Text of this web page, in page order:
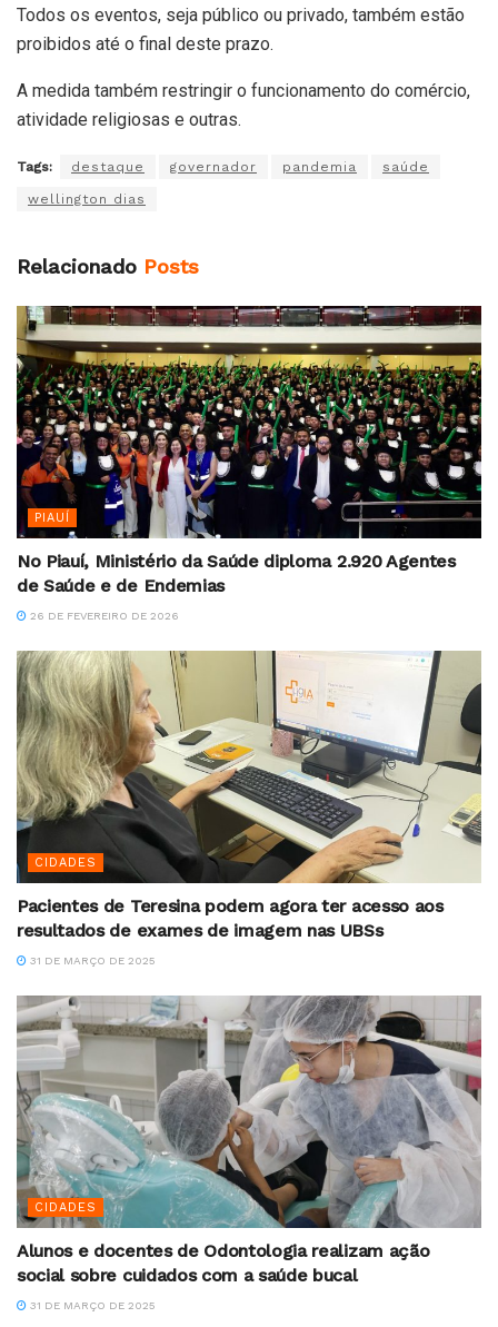
Todos os eventos, seja público ou privado, também estão
proibidos até o final deste prazo.
A medida também restringir o funcionamento do comércio,
atividade religiosas e outras.
Tags: destaque governador pandemia saúde
wellington dias
Relacionado Posts
PIAUÍ
No Piauí, Ministério da Saúde diploma 2.920 Agentes
de Saúde e de Endemias
26 DE FEVEREIRO DE 2026
CIDADES
Pacientes de Teresina podem agora ter acesso aos
resultados de exames de imagem nas UBSs
31 DE MARÇO DE 2025
CIDADES
Alunos e docentes de Odontologia realizam ação
social sobre cuidados com a saúde bucal
31 DE MARÇO DE 2025